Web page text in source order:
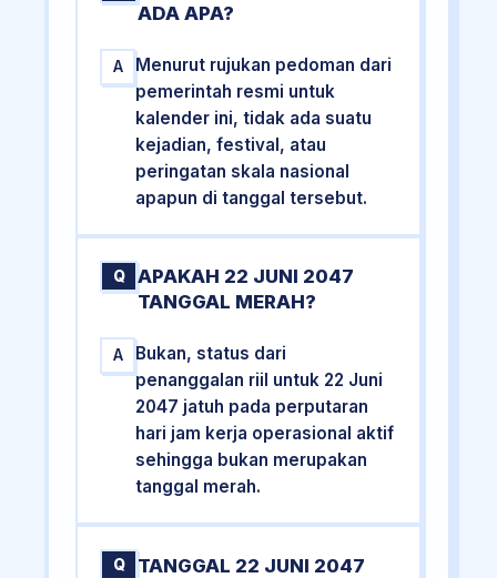
ADA APA?
A
Menurut rujukan pedoman dari
pemerintah resmi untuk
kalender ini, tidak ada suatu
kejadian, festival, atau
peringatan skala nasional
apapun di tanggal tersebut.
Q
APAKAH 22 JUNI 2047
TANGGAL MERAH?
A
Bukan, status dari
penanggalan riil untuk 22 Juni
2047 jatuh pada perputaran
hari jam kerja operasional aktif
sehingga bukan merupakan
tanggal merah.
Q
TANGGAL 22 JUNI 2047